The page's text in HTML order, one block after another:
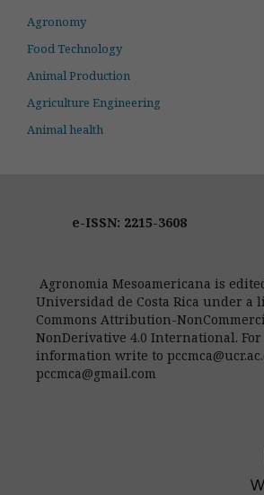
Agronomy
Food Technology
Animal Production
Agriculture Engineering
Animal health
e-ISSN: 2215-3608
Agronomia Mesoamericana is
Universidad de Costa Rica under a
Commons Attribution-
NonDerivative 4.0 International. For
information write to
pccmca@gmail.com